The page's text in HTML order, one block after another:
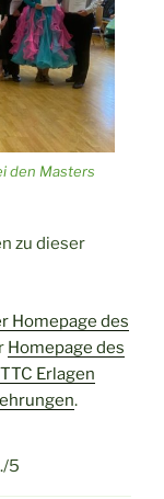
den Masters
zu dieser
Homepage des
Homepage des
Erlagen
.
5